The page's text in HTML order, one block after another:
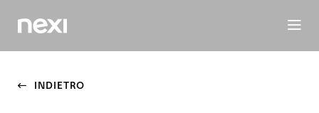
BUSINESSINVESTORSSOSTENIBILITÀPERSONE
INDIETRO